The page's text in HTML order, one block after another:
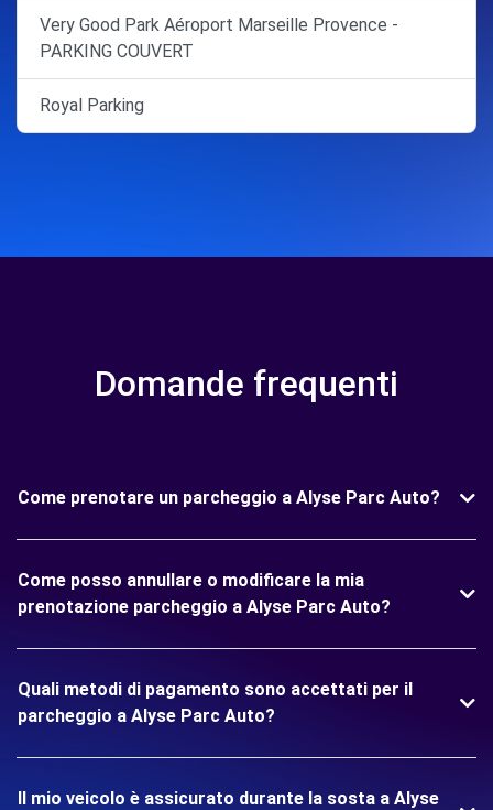
Very Good Park Aéroport Marseille Provence -
PARKING COUVERT
Royal Parking
Domande frequenti
Come prenotare un parcheggio a Alyse Parc Auto?
Come posso annullare o modificare la mia
prenotazione parcheggio a Alyse Parc Auto?
Quali metodi di pagamento sono accettati per il
parcheggio a Alyse Parc Auto?
Il mio veicolo è assicurato durante la sosta a Alyse